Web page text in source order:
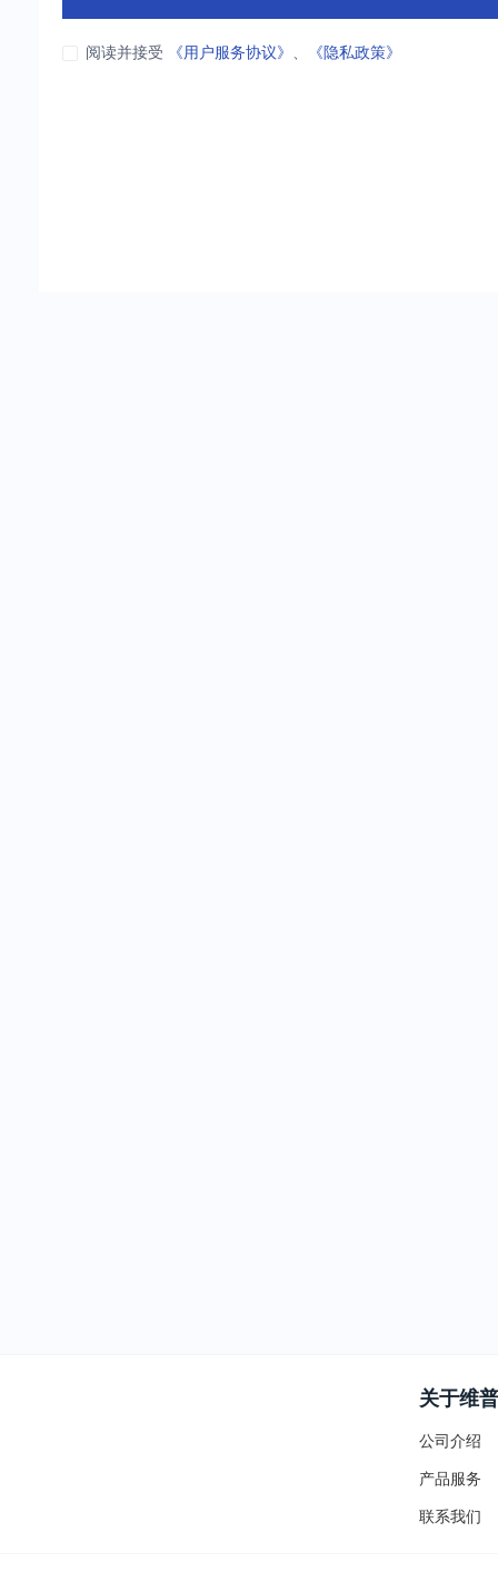
阅读并接受 《用户服务协议》 、 《隐私政策》
关于维普
公司介绍
产品服务
联系我们